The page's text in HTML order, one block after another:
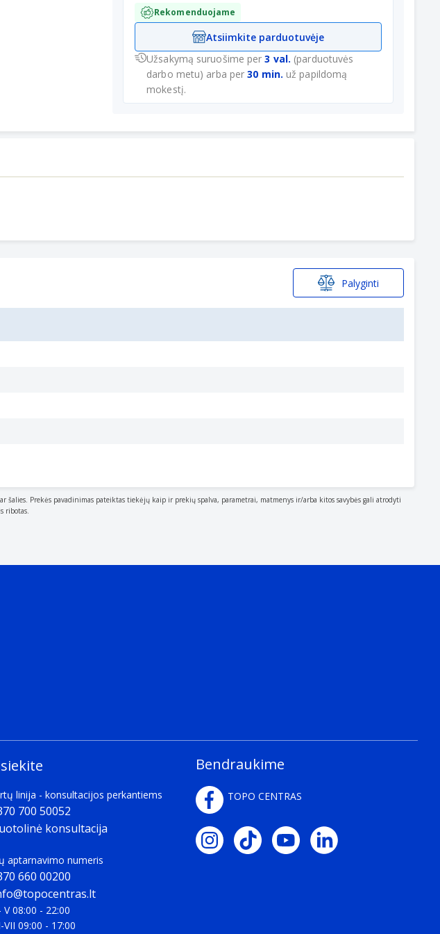
Rekomenduojame
Atsiimkite parduotuvėje
Užsakymą suruošime per3 val. (parduotuvės
darbo metu) arba per30 min. už papildomą
mokestį.
Palyginti
Prekės pavadinimas pateiktas tiekėjų kaip ir prekių spalva, parametrai, matmenys ir/arba kitos savybės gali atrodyti
ribotas.
linija - konsultacijos perkantiems
700 50052
konsultacija
aptarnavimo numeris
660 00200
V 08:00 - 22:00
VII 09:00 - 17:00
Bendraukime
TOPO CENTRAS